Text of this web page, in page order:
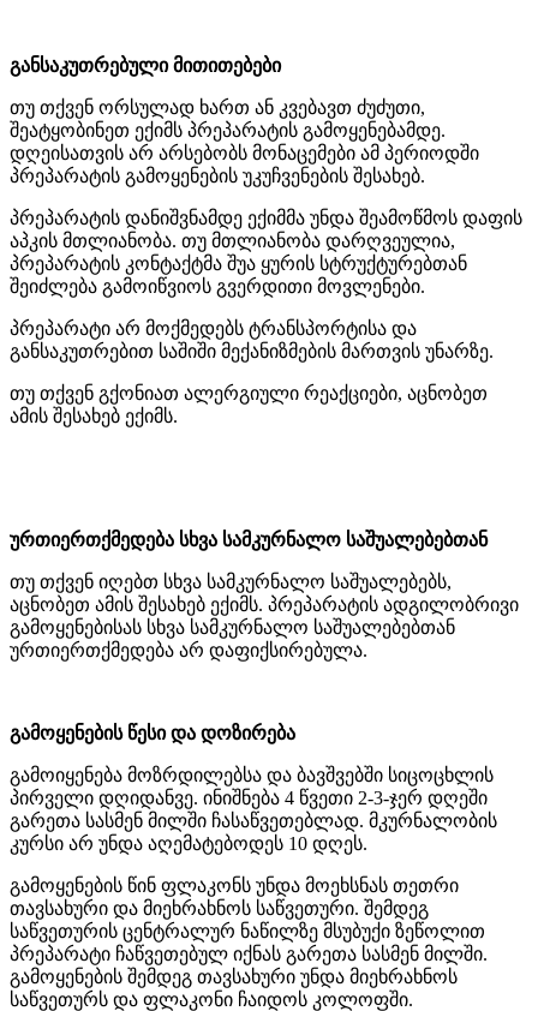
განსაკუთრებული მითითებები
თუ თქვენ ორსულად ხართ ან კვებავთ ძუძუთი,
შეატყობინეთ ექიმს პრეპარატის გამოყენებამდე.
დღეისათვის არ არსებობს მონაცემები ამ პერიოდში
პრეპარატის გამოყენების უკუჩვენების შესახებ.
პრეპარატის დანიშვნამდე ექიმმა უნდა შეამოწმოს დაფის
აპკის მთლიანობა. თუ მთლიანობა დარღვეულია,
პრეპარატის კონტაქტმა შუა ყურის სტრუქტურებთან
შეიძლება გამოიწვიოს გვერდითი მოვლენები.
პრეპარატი არ მოქმედებს ტრანსპორტისა და
განსაკუთრებით საშიში მექანიზმების მართვის უნარზე.
თუ თქვენ გქონიათ ალერგიული რეაქციები, აცნობეთ
ამის შესახებ ექიმს.
ურთიერთქმედება სხვა სამკურნალო საშუალებებთან
თუ თქვენ იღებთ სხვა სამკურნალო საშუალებებს,
აცნობეთ ამის შესახებ ექიმს. პრეპარატის ადგილობრივი
გამოყენებისას სხვა სამკურნალო საშუალებებთან
ურთიერთქმედება არ დაფიქსირებულა.
გამოყენების წესი და დოზირება
გამოიყენება მოზრდილებსა და ბავშვებში სიცოცხლის
პირველი დღიდანვე. ინიშნება 4 წვეთი 2-3-ჯერ დღეში
გარეთა სასმენ მილში ჩასაწვეთებლად. მკურნალობის
კურსი არ უნდა აღემატებოდეს 10 დღეს.
გამოყენების წინ ფლაკონს უნდა მოეხსნას თეთრი
თავსახური და მიეხრახნოს საწვეთური. შემდეგ
საწვეთურის ცენტრალურ ნაწილზე მსუბუქი ზეწოლით
პრეპარატი ჩაწვეთებულ იქნას გარეთა სასმენ მილში.
გამოყენების შემდეგ თავსახური უნდა მიეხრახნოს
საწვეთურს და ფლაკონი ჩაიდოს კოლოფში.